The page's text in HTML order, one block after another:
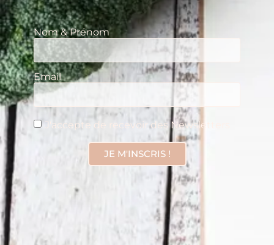
Nom & Prénom
Email
J'accepte de recevoir des Newsletters
JE M'INSCRIS !